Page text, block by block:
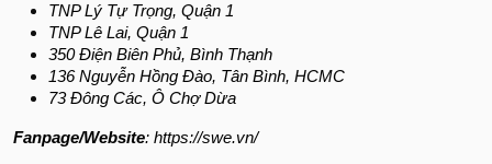
TNP Lý Tự Trọng, Quận 1
TNP Lê Lai, Quận 1
350 Điện Biên Phủ, Bình Thạnh
136 Nguyễn Hồng Đào, Tân Bình, HCMC
73 Đông Các, Ô Chợ Dừa
Fanpage/Website: https://swe.vn/